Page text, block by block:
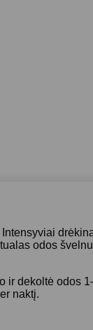
odos
ir dekoltė odos
naktį.